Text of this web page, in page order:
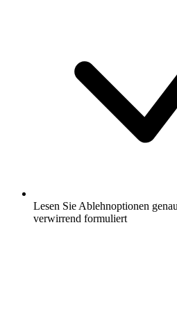
Lesen Sie Ablehnoptionen
verwirrend formuliert